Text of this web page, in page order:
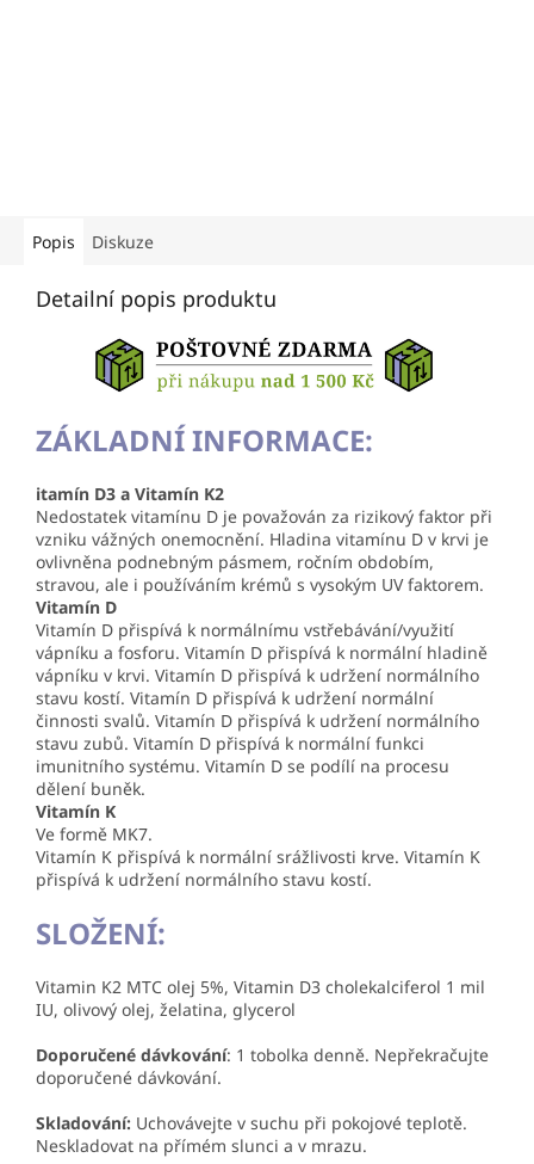
Popis Diskuze
Detailní popis produktu
ZÁKLADNÍ INFORMACE:
itamín D3 a Vitamín K2
Nedostatek vitamínu D je považován za rizikový faktor při
vzniku vážných onemocnění. Hladina vitamínu D v krvi je
ovlivněna podnebným pásmem, ročním obdobím,
stravou, ale i používáním krémů s vysokým UV faktorem.
Vitamín D
Vitamín D přispívá k normálnímu vstřebávání/využití
vápníku a fosforu. Vitamín D přispívá k normální hladině
vápníku v krvi. Vitamín D přispívá k udržení normálního
stavu kostí. Vitamín D přispívá k udržení normální
činnosti svalů. Vitamín D přispívá k udržení normálního
stavu zubů. Vitamín D přispívá k normální funkci
imunitního systému. Vitamín D se podílí na procesu
dělení buněk.
Vitamín K
Ve formě MK7.
Vitamín K přispívá k normální srážlivosti krve. Vitamín K
přispívá k udržení normálního stavu kostí.
SLOŽENÍ:
Vitamin K2 MTC olej 5%, Vitamin D3 cholekalciferol 1 mil
IU, olivový olej, želatina, glycerol
Doporučené dávkování: 1 tobolka denně. Nepřekračujte
doporučené dávkování.
Skladování: Uchovávejte v suchu při pokojové teplotě.
Neskladovat na přímém slunci a v mrazu.